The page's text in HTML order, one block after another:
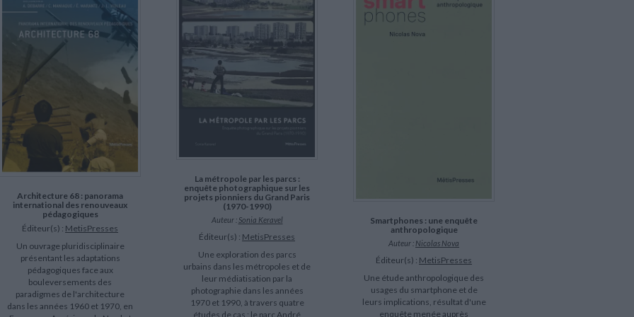
Architecture 68 : panorama
international des renouveaux
pédagogiques
Éditeur(s) : MetisPresses
Un ouvrage pluridisciplinaire
présentant les adaptations
pédagogiques face aux
bouleversements des
paradigmes de l'architecture
dans les années 1960 et 1970, en
La métropole par les parcs :
enquête photographique sur les
projets pionniers du Grand Paris
(1970-1990)
Auteur : Sonia Keravel
Éditeur(s) : MetisPresses
Une exploration des parcs
urbains dans les métropoles et de
leur médiatisation par la
photographie dans les années
1970 et 1990, à travers quatre
études de cas : le parc André
Smartphones : une enquête
anthropologique
Auteur : Nicolas Nova
Éditeur(s) : MetisPresses
Une étude anthropologique des
usages du smartphone et de
leurs implications, résultat d'une
enquête menée auprès